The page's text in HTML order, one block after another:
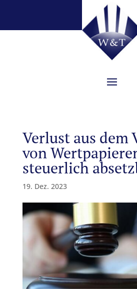
Verlust aus dem
von
steuerlich
19. Dez. 2023